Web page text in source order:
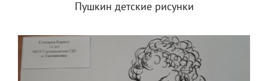
Пушкин детские рисунки